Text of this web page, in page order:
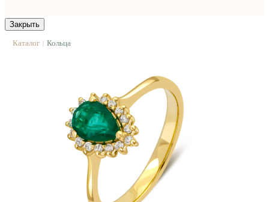
Закрыть
Каталог | Кольца